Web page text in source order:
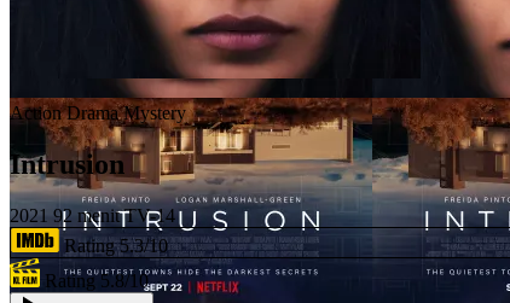
Action Drama Mystery
Intrusion
2021 92 menit TV-14
Rating 5.3/10
Rating 5.8/10